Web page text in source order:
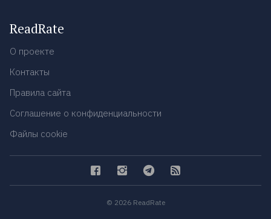
ReadRate
О проекте
Контакты
Правила сайта
Соглашение о конфиденциальности
Файлы cookie
© 2026 ReadRate